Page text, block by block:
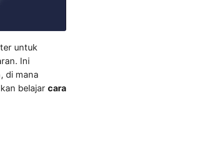
untuk
Ini
di mana
belajar cara